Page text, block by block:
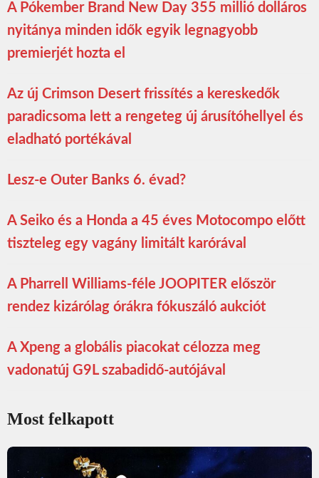
A Pókember Brand New Day 355 millió dolláros
nyitánya minden idők egyik legnagyobb
premierjét hozta el
Az új Crimson Desert frissítés a kereskedők
paradicsoma lett a rengeteg új árusítóhellyel és
eladható portékával
Lesz-e Outer Banks 6. évad?
A Seiko és a Honda a 45 éves Motocompo előtt
tiszteleg egy vagány limitált karórával
A Pharrell Williams-féle JOOPITER először
rendez kizárólag órákra fókuszáló aukciót
A Xpeng a globális piacokat célozza meg
vadonatúj G9L szabadidő-autójával
Most felkapott